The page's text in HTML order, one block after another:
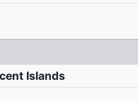
Islands